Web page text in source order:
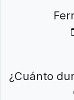
¿Cuánto